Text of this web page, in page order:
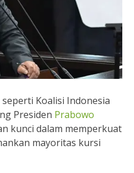
Koalisi Indonesia
Presiden Prabowo
kunci dalam memperkuat
mayoritas kursi